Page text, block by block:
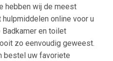
hebben wij de meest
online voor u
en toilet
zo eenvoudig geweest.
bestel uw favoriete